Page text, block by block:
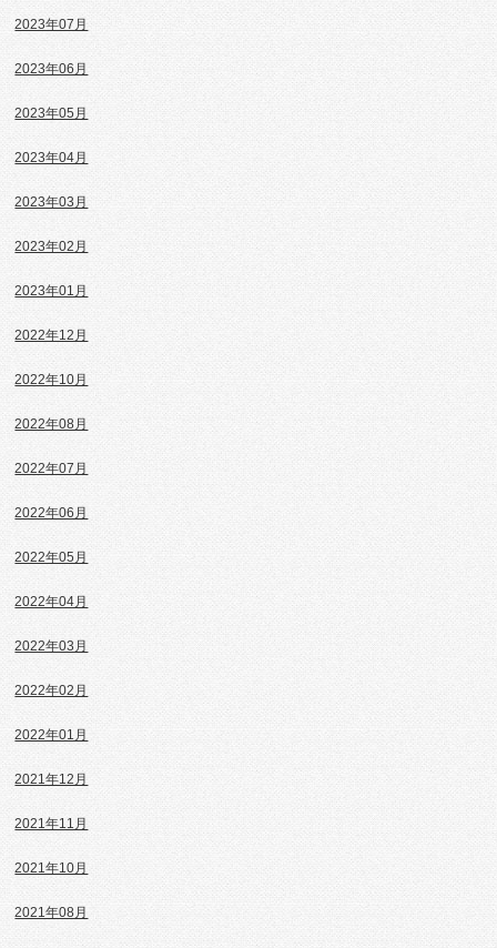
2023年07月
2023年06月
2023年05月
2023年04月
2023年03月
2023年02月
2023年01月
2022年12月
2022年10月
2022年08月
2022年07月
2022年06月
2022年05月
2022年04月
2022年03月
2022年02月
2022年01月
2021年12月
2021年11月
2021年10月
2021年08月